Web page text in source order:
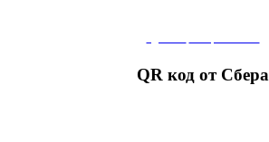
QR код от Сбера